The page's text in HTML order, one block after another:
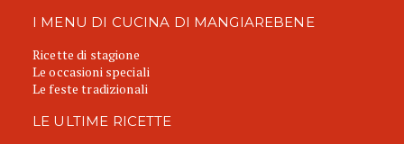
I MENU DI CUCINA DI MANGIAREBENE
Ricette di stagione
Le occasioni speciali
Le feste tradizionali
LE ULTIME RICETTE